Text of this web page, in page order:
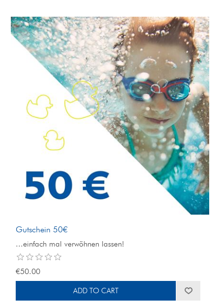
Gutschein 50€
...einfach mal verwöhnen lassen!
€50.00